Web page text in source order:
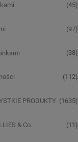
(45)
(97)
(38)
(112)
PRODUKTY (1635)
& Co. (11)